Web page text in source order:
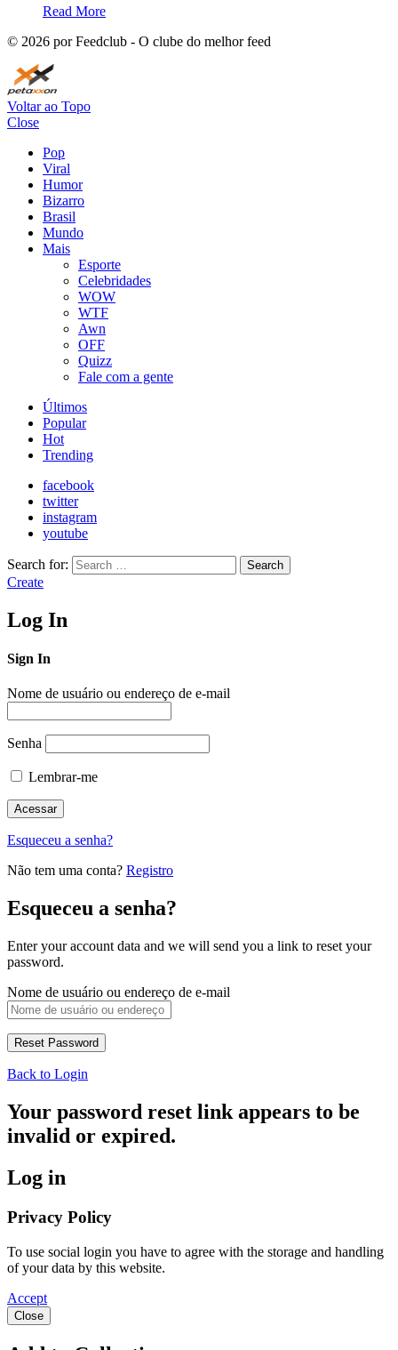
Read More
© 2026 por Feedclub - O clube do melhor feed
Voltar ao Topo
Close
Pop
Viral
Humor
Bizarro
Brasil
Mundo
Mais
Esporte
Celebridades
WOW
WTF
Awn
OFF
Quizz
Fale com a gente
Últimos
Popular
Hot
Trending
facebook
twitter
instagram
youtube
Search for: Search
Create
Log In
Sign In
Nome de usuário ou endereço de e-mail
Senha
Lembrar-me
Esqueceu a senha?
Não tem uma conta? Registro
Esqueceu a senha?
Enter your account data and we will send you a link to reset your
password.
Nome de usuário ou endereço de e-mail
Back to Login
Your password reset link appears to be
invalid or expired.
Log in
Privacy Policy
To use social login you have to agree with the storage and handling
of your data by this website.
Accept
Close